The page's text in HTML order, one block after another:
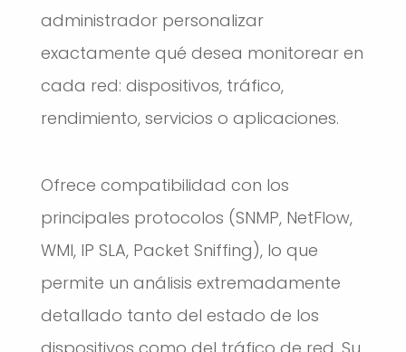
administrador personalizar
exactamente qué desea monitorear en
cada red: dispositivos, tráfico,
rendimiento, servicios o aplicaciones.
Ofrece compatibilidad con los
principales protocolos (SNMP, NetFlow,
WMI, IP SLA, Packet Sniffing), lo que
permite un análisis extremadamente
detallado tanto del estado de los